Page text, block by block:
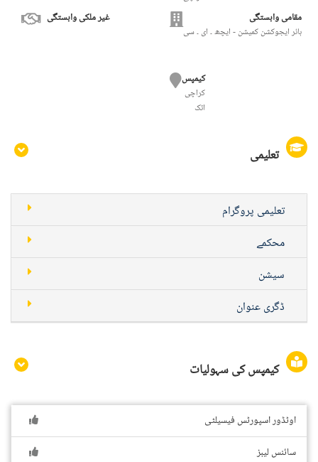
مقامی وابستگی
ہائر ایجوکشن کمیشن - ایچھ ۔ ای ۔ سی
غیر ملکی وابستگی
کیمپس
کراچی
اٹک
تعلیمی
تعلیمی پروگرام
محکمے
سیشن
ڈگری عنوان
کیمپس کی سہولیات
اوٹڈور اسپورٹس فیسیلٹی
سائنس لیبز